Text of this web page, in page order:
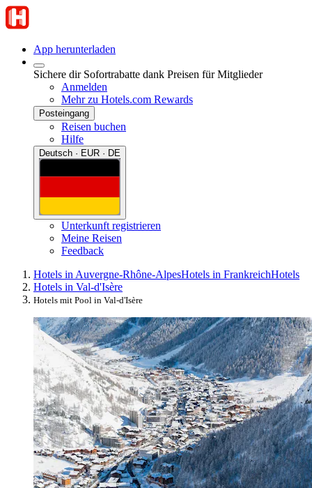
App herunterladen
Sichere dir Sofortrabatte dank Preisen für Mitglieder
Anmelden
Mehr zu Hotels.com Rewards
Posteingang
Reisen buchen
Hilfe
Deutsch · EUR · DE
Unterkunft registrieren
Meine Reisen
Feedback
Hotels in Auvergne-Rhône-AlpesHotels in FrankreichHotels
Hotels in Val-d'Isère
Hotels mit Pool in Val-d'Isère